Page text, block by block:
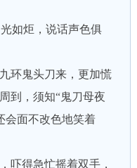
如炬，说话声色俱
环鬼头刀来，更加慌
到，须知“鬼刀母夜
会面不改色地笑着
得急忙摇着双手，